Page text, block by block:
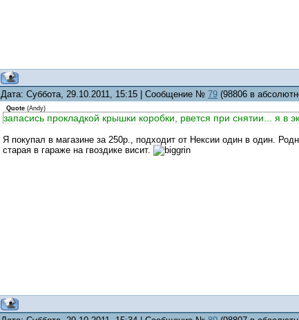
Дата: Суббота, 29.10.2011, 15:15 | Сообщение № 79 (98806 в
Quote (Andy)
запасись прокладкой крышки коробки, рвется при снятии... я в
Я покупал в магазине за 250р., подходит от Нексии один в один.
старая в гараже на гвоздике висит.